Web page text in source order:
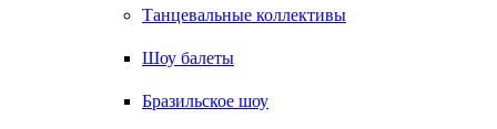
Танцевальные коллективы
Шоу балеты
Бразильское шоу